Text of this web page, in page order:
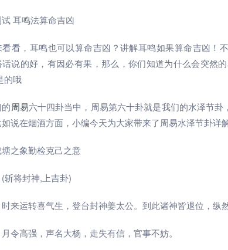
耳鸣法算命吉凶
看，耳鸣也可以算命吉凶？讲解耳鸣如果算命吉凶！
说的好，有因必有果，那么，你们知道为什么会突然
的哦
周易六十四卦当中，周易第六十卦就是我们的水泽节
说在烟酒方面，小编今天为大家带来了周易水泽节卦详
之象勤检克己之意
斩将封神,上吉卦)
来运转喜气生，登台封神姜太公。到此诸神皆退位，纵
令高强，声名大杨，走失有信，官事不妨。